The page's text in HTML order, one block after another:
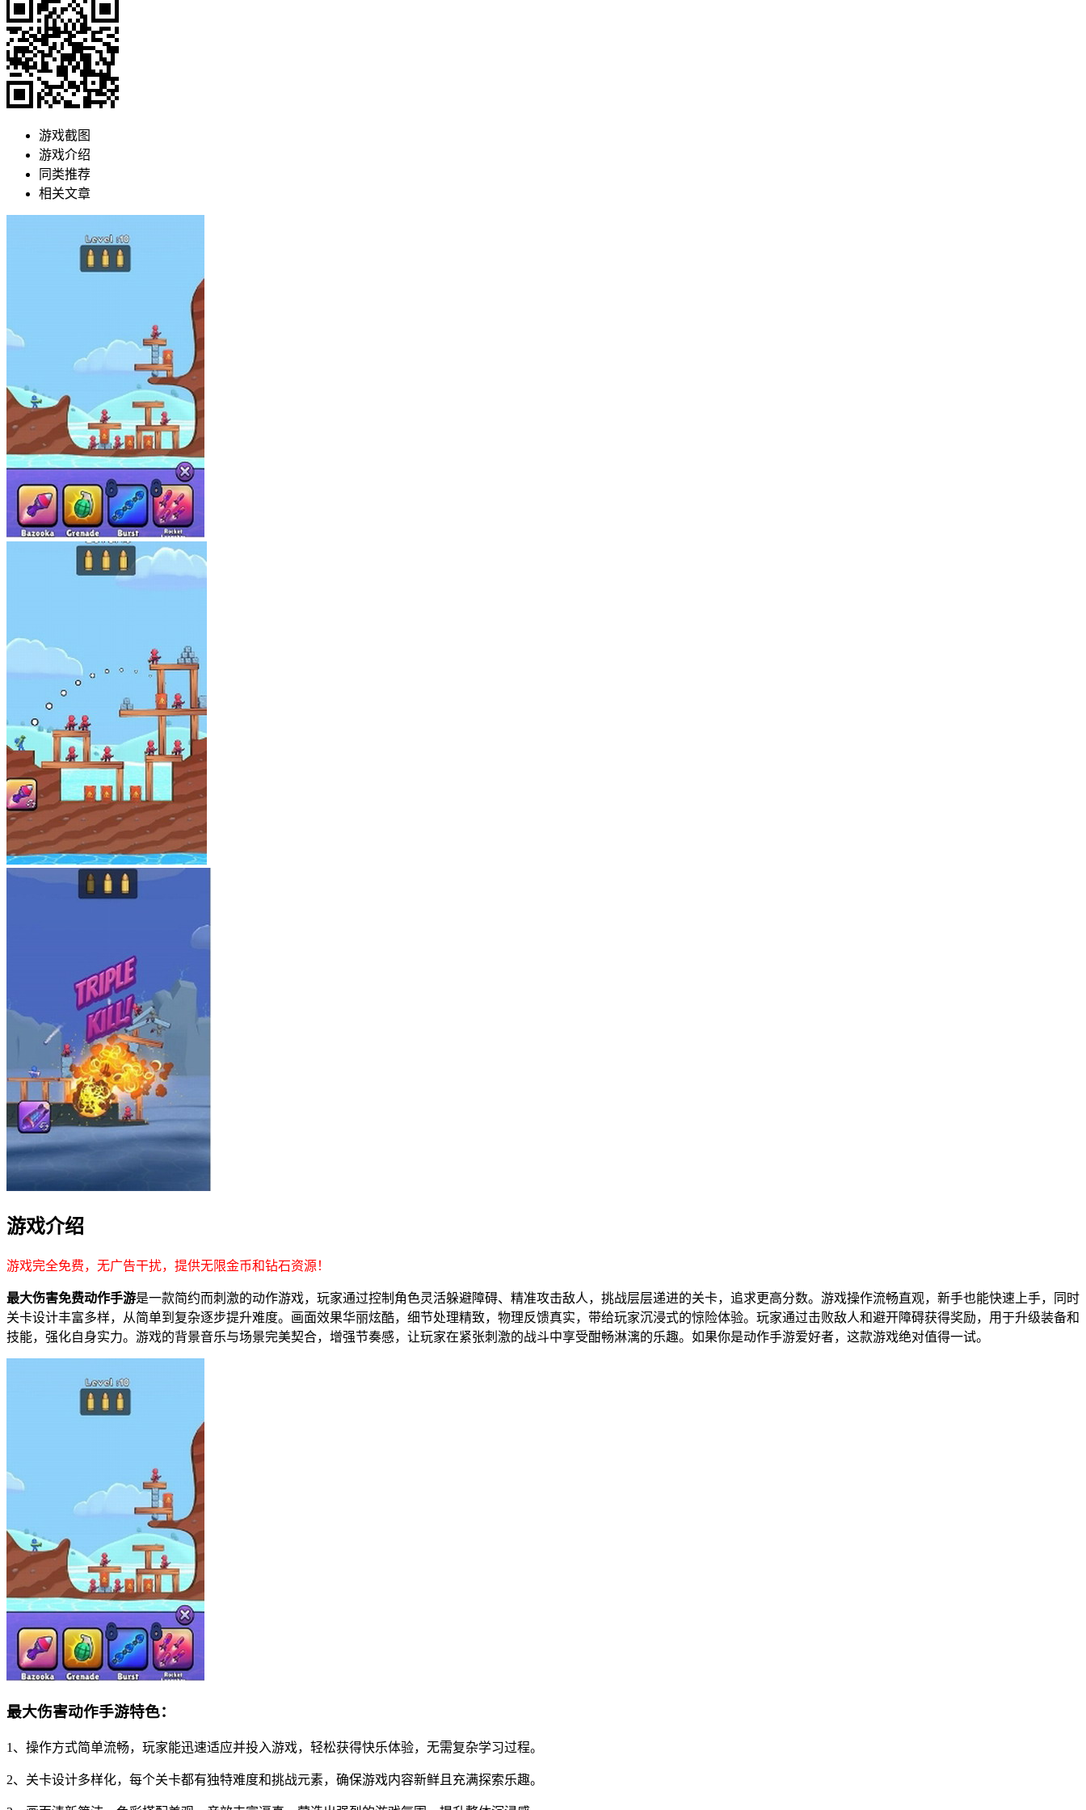
游戏截图
游戏介绍
同类推荐
相关文章
游戏介绍
游戏完全免费，无广告干扰，提供无限金币和钻石资源！
最大伤害免费动作手游是一款简约而刺激的动作游戏，玩家通过控制角色灵活躲避障碍、精准攻击敌人，挑战层层递进的关卡，追求更高分数。游戏操作流畅直观，新手也能快速上手，同时
关卡设计丰富多样，从简单到复杂逐步提升难度。画面效果华丽炫酷，细节处理精致，物理反馈真实，带给玩家沉浸式的惊险体验。玩家通过击败敌人和避开障碍获得奖励，用于升级装备和
技能，强化自身实力。游戏的背景音乐与场景完美契合，增强节奏感，让玩家在紧张刺激的战斗中享受酣畅淋漓的乐趣。如果你是动作手游爱好者，这款游戏绝对值得一试。
最大伤害动作手游特色：
1、操作方式简单流畅，玩家能迅速适应并投入游戏，轻松获得快乐体验，无需复杂学习过程。
2、关卡设计多样化，每个关卡都有独特难度和挑战元素，确保游戏内容新鲜且充满探索乐趣。